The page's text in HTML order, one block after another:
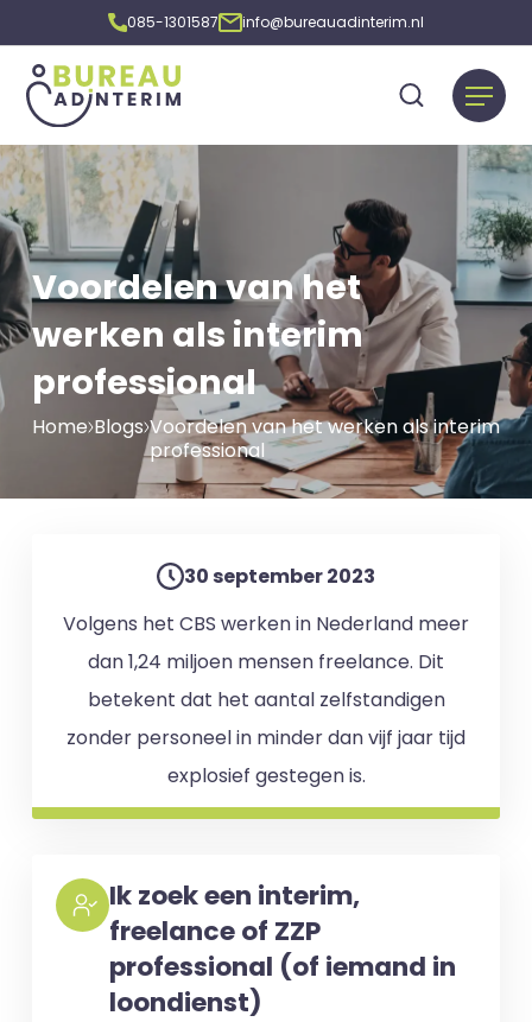
085-1301587 info@bureauadinterim.nl
Voordelen van het
werken als interim
professional
Home Blogs Voordelen van het werken als interim
professional
30 september 2023
Volgens het CBS werken in Nederland meer
dan 1,24 miljoen mensen freelance. Dit
betekent dat het aantal zelfstandigen
zonder personeel in minder dan vijf jaar tijd
explosief gestegen is.
Ik zoek een interim,
freelance of ZZP
professional (of iemand in
loondienst)